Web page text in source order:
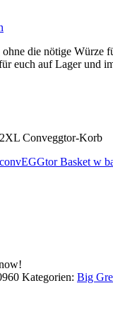
die nötige Würze
euch auf Lager und
2XL Conveggtor-Korb
Kategorien: Big